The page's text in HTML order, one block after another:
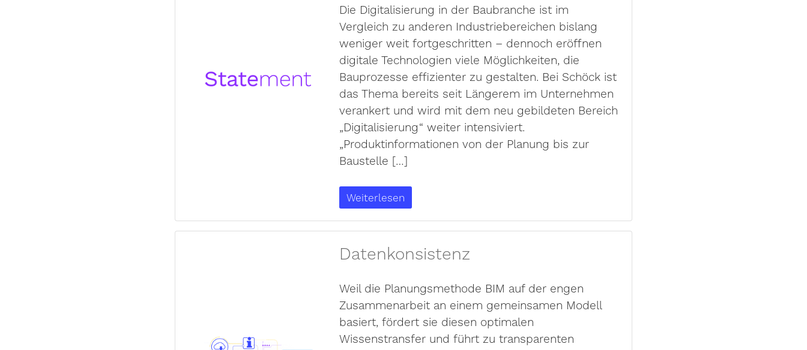
Die Digitalisierung in der Baubranche ist im
Vergleich zu anderen Industriebereichen bislang
weniger weit fortgeschritten – dennoch eröffnen
digitale Technologien viele Möglichkeiten, die
Bauprozesse effizienter zu gestalten. Bei Schöck ist
das Thema bereits seit Längerem im Unternehmen
verankert und wird mit dem neu gebildeten Bereich
„Digitalisierung“ weiter intensiviert.
„Produktinformationen von der Planung bis zur
Baustelle […]
Weiterlesen
Datenkonsistenz
Weil die Planungsmethode BIM auf der engen
Zusammenarbeit an einem gemeinsamen Modell
basiert, fördert sie diesen optimalen
Wissenstransfer und führt zu transparenten